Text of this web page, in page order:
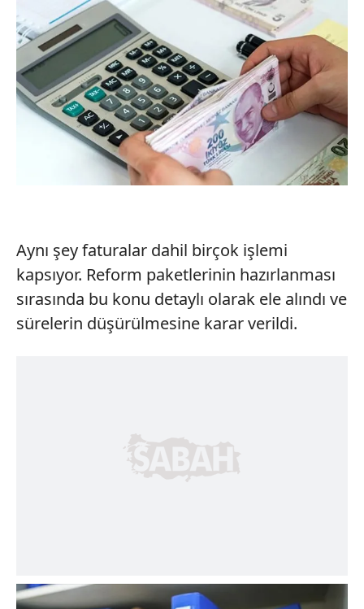
Aynı şey faturalar dahil birçok işlemi
kapsıyor. Reform paketlerinin hazırlanması
sırasında bu konu detaylı olarak ele alındı ve
sürelerin düşürülmesine karar verildi.